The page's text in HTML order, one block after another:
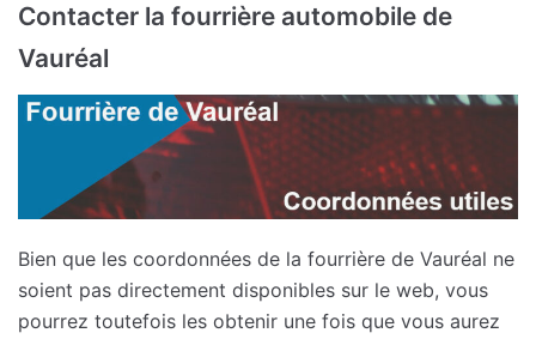
Contacter la fourrière automobile de
Vauréal
Bien que les coordonnées de la fourrière de Vauréal ne
soient pas directement disponibles sur le web, vous
pourrez toutefois les obtenir une fois que vous aurez